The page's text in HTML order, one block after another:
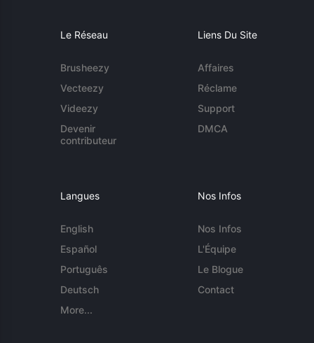
Le Réseau
Brusheezy
Vecteezy
Videezy
Devenir
contributeur
Liens Du Site
Affaires
Réclame
Support
DMCA
Langues
English
Español
Português
Deutsch
More...
Nos Infos
Nos Infos
L'Équipe
Le Blogue
Contact